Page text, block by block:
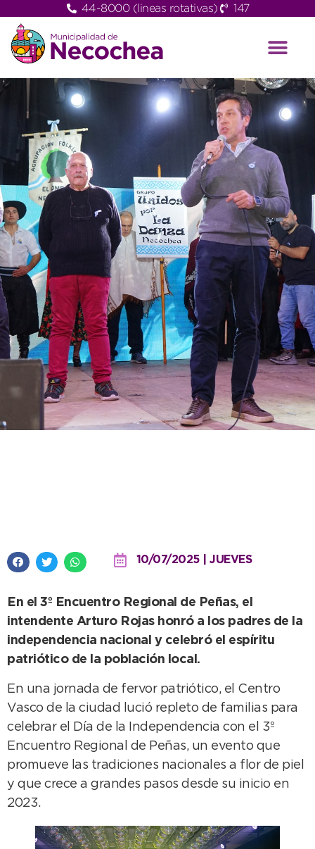
44-8000 (lineas rotativas) 147
10/07/2025 | JUEVES
En el 3º Encuentro Regional de Peñas, el
intendente Arturo Rojas honró a los padres de la
independencia nacional y celebró el espíritu
patriótico de la población local.
En una jornada de fervor patriótico, el Centro
Vasco de la ciudad lució repleto de familias para
celebrar el Día de la Independencia con el 3º
Encuentro Regional de Peñas, un evento que
promueve las tradiciones nacionales a flor de piel
y que crece a grandes pasos desde su inicio en
2023.